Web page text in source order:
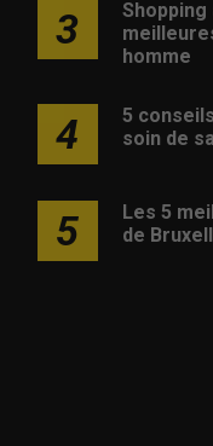
3
Shopping
homme
4
5
soin de
5
Les 5
de